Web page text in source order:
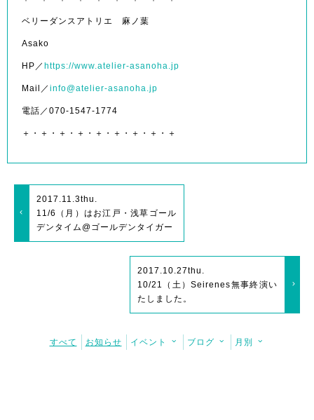
ベリーダンスアトリエ 麻ノ葉
Asako
HP／ https://www.atelier-asanoha.jp
Mail／ info@atelier-asanoha.jp
電話／070-1547-1774
＋・＋・＋・＋・＋・＋・＋・＋・＋
2017.11.3thu.
11/6（月）はお江戸・浅草ゴール
デンタイム@ゴールデンタイガー
2017.10.27thu.
10/21（土）Seirenes無事終演い
たしました。
すべて お知らせ イベント ブログ 月別